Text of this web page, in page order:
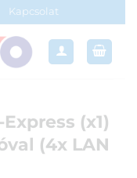
Kapcsolat
(x1)
(4x LAN